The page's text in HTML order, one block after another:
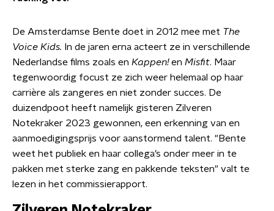
De Amsterdamse Bente doet in 2012 mee met The
Voice Kids. In de jaren erna acteert ze in verschillende
Nederlandse films zoals en Kappen!en Misfit. Maar
tegenwoordig focust ze zich weer helemaal op haar
carrière als zangeres en niet zonder succes. De
duizendpoot heeft namelijk gisteren Zilveren
Notekraker 2023 gewonnen, een erkenning van en
aanmoedigingsprijs voor aanstormend talent. "Bente
weet het publiek en haar collega’s onder meer in te
pakken met sterke zang en pakkende teksten" valt te
lezen in het commissierapport.